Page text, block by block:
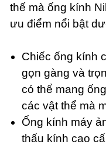
thế mà ống kính
ưu điểm nổi bật
Chiếc ống kính
gọn gàng và
có thể mang
các vật thể mà
Ống kính máy
thấu kính cao